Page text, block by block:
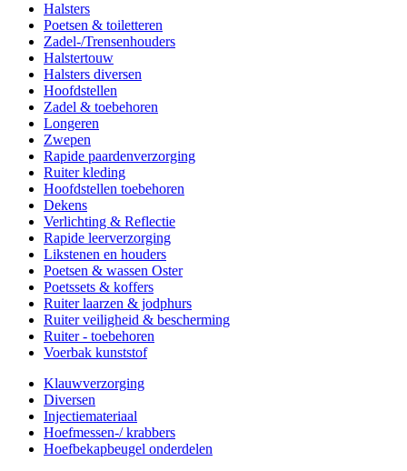
Halsters
Poetsen & toiletteren
Zadel-/Trensenhouders
Halstertouw
Halsters diversen
Hoofdstellen
Zadel & toebehoren
Longeren
Zwepen
Rapide paardenverzorging
Ruiter kleding
Hoofdstellen toebehoren
Dekens
Verlichting & Reflectie
Rapide leerverzorging
Likstenen en houders
Poetsen & wassen Oster
Poetssets & koffers
Ruiter laarzen & jodphurs
Ruiter veiligheid & bescherming
Ruiter - toebehoren
Voerbak kunststof
Klauwverzorging
Diversen
Injectiemateriaal
Hoefmessen-/ krabbers
Hoefbekapbeugel onderdelen